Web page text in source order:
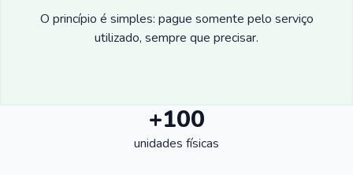
O princípio é simples: pague somente pelo serviço
utilizado, sempre que precisar.
+100
unidades físicas